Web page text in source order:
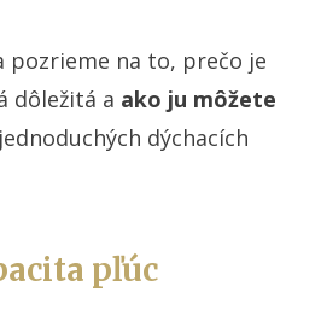
pozrieme na to, prečo je
dôležitá a ako ju môžete
dýchacích
pľúc